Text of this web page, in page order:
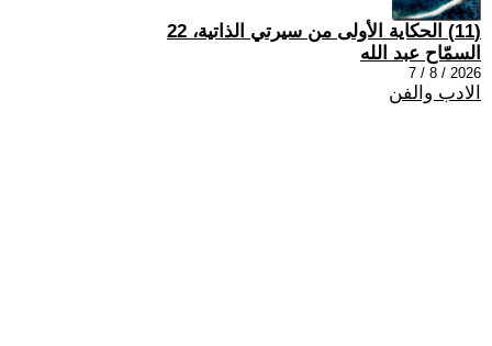
(11) الحكاية الأولى من سيرتي الذاتية، 22
السمّاح عبد الله
2026 / 8 / 7
الادب والفن